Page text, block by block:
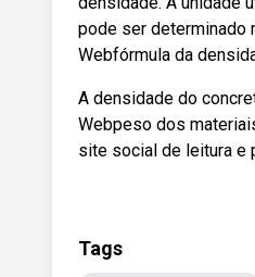
pode ser determinado
Webfórmula da
A densidade do
Webpeso dos
site social de leitura e
Tags